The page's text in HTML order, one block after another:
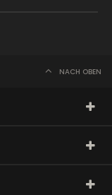
NACH OBEN